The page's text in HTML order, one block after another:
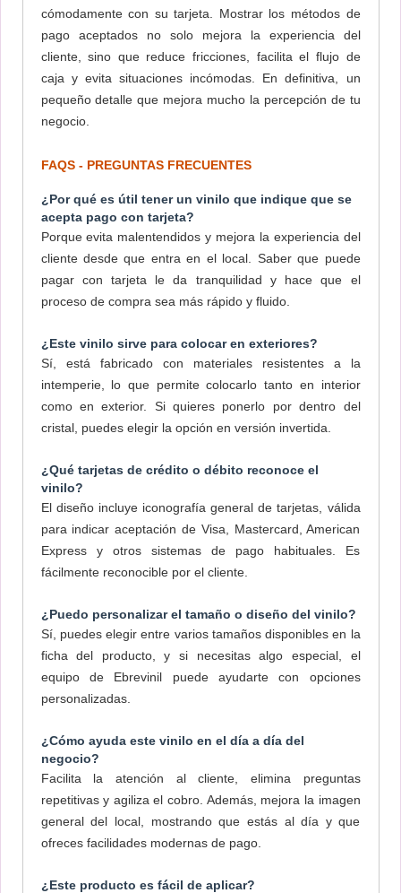
cómodamente con su tarjeta. Mostrar los métodos de
pago aceptados no solo mejora la experiencia del
cliente, sino que reduce fricciones, facilita el flujo de
caja y evita situaciones incómodas. En definitiva, un
pequeño detalle que mejora mucho la percepción de tu
negocio.
FAQS - PREGUNTAS FRECUENTES
¿Por qué es útil tener un vinilo que indique que se
acepta pago con tarjeta?
Porque evita malentendidos y mejora la experiencia del
cliente desde que entra en el local. Saber que puede
pagar con tarjeta le da tranquilidad y hace que el
proceso de compra sea más rápido y fluido.
¿Este vinilo sirve para colocar en exteriores?
Sí, está fabricado con materiales resistentes a la
intemperie, lo que permite colocarlo tanto en interior
como en exterior. Si quieres ponerlo por dentro del
cristal, puedes elegir la opción en versión invertida.
¿Qué tarjetas de crédito o débito reconoce el
vinilo?
El diseño incluye iconografía general de tarjetas, válida
para indicar aceptación de Visa, Mastercard, American
Express y otros sistemas de pago habituales. Es
fácilmente reconocible por el cliente.
¿Puedo personalizar el tamaño o diseño del vinilo?
Sí, puedes elegir entre varios tamaños disponibles en la
ficha del producto, y si necesitas algo especial, el
equipo de Ebrevinil puede ayudarte con opciones
personalizadas.
¿Cómo ayuda este vinilo en el día a día del
negocio?
Facilita la atención al cliente, elimina preguntas
repetitivas y agiliza el cobro. Además, mejora la imagen
general del local, mostrando que estás al día y que
ofreces facilidades modernas de pago.
¿Este producto es fácil de aplicar?